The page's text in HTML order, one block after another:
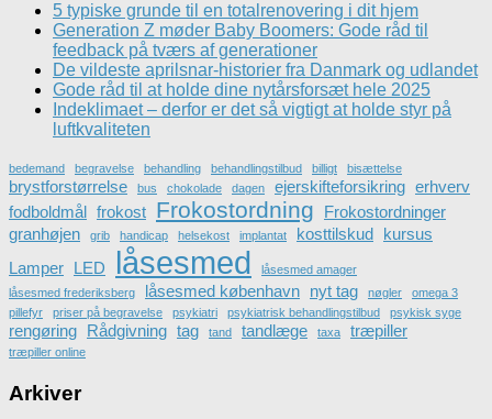
5 typiske grunde til en totalrenovering i dit hjem
Generation Z møder Baby Boomers: Gode råd til
feedback på tværs af generationer
De vildeste aprilsnar-historier fra Danmark og udlandet
Gode råd til at holde dine nytårsforsæt hele 2025
Indeklimaet – derfor er det så vigtigt at holde styr på
luftkvaliteten
bedemand begravelse behandling behandlingstilbud billigt bisættelse
brystforstørrelse bus chokolade dagen ejerskifteforsikring erhverv
fodboldmål frokost Frokostordning
Frokostordninger
granhøjen
grib handicap helsekost implantat kosttilskud kursus
Lamper LED låsesmed
låsesmed amager
låsesmed frederiksberg
låsesmed københavn nyt tag nøgler
omega 3
pillefyr
priser på begravelse psykiatri psykiatrisk behandlingstilbud psykisk syge
rengøring Rådgivning tag tand tandlæge taxa træpiller
træpiller online
Arkiver